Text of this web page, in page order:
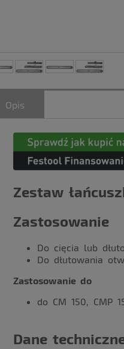
Opis
Zestaw
Zastosowanie
Do cięcia lub
Do dłutowania
Zastosowanie do
do CM 150, CMP
Dane